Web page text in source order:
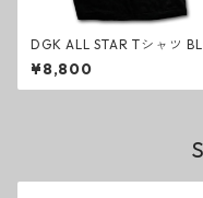
DGK ALL STAR Tシャツ
K クラシック ブラック スケ
トボード オールスター
¥8,800